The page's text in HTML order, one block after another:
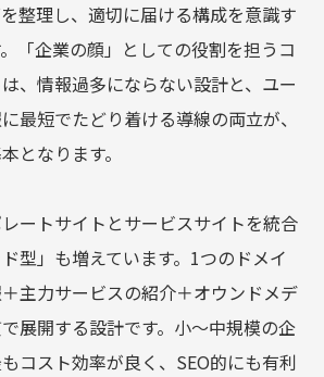
整理し、適切に届ける構成を意識す
「企業の顔」としての役割を担うコ
、情報過多にならない設計と、ユー
最短でたどり着ける導線の両立が、
となります。
ートサイトとサービスサイトを統合
型」も増えています。1つのドメイ
主力サービスの紹介＋オウンドメデ
展開する設計です。小〜中規模の企
コスト効率が良く、SEO的にも有利